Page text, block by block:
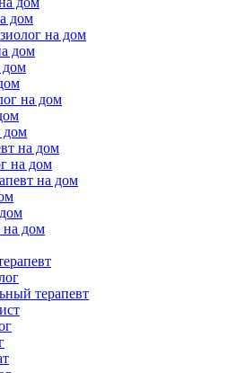
дом
на дом
дом
дом
на дом
дом
на дом
на дом
на дом
на дом
терапевт